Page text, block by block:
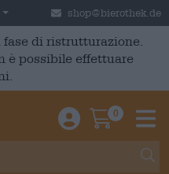
Italia shop@bierothek.de
di ristrutturazione.
è possibile effettuare
Einloggen /
0